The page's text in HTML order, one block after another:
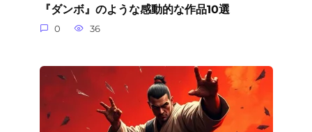
『ダンボ』のような感動的な作品10選
0 36